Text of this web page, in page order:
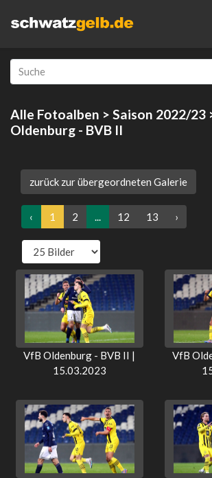
Alle Fotoalben > Saison 2022/23
Oldenburg - BVB II
zurück zur übergeordneten Galerie
‹ 1 2 ... 12 13 ›
VfB Oldenburg - BVB II |
15.03.2023
VfB